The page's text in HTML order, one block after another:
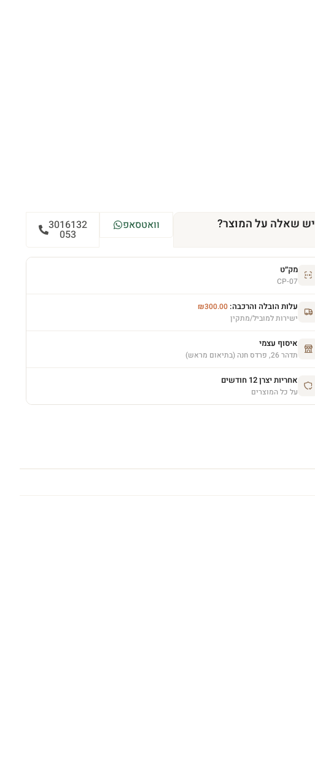
יש שאלה על המוצר? וואטסאפ 3016132
053
מק״ט
CP-07
עלות הובלה והרכבה: ₪300.00
ישירות למוביל/מתקין
איסוף עצמי
תדהר 26, פרדס חנה (בתיאום מראש)
אחריות יצרן 12 חודשים
על כל המוצרים